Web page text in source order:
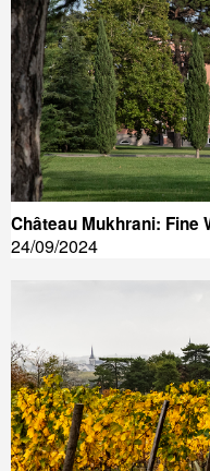
Château Mukhrani: Fine
24/09/2024